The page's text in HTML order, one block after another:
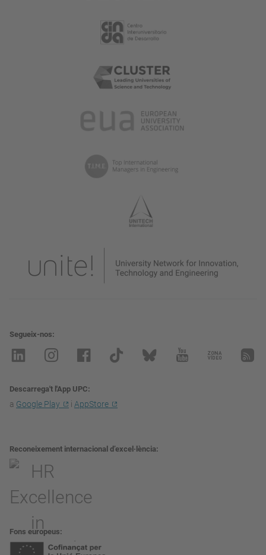
Segueix-nos
Descarrega't l'App UPC
a Google Play i AppStore
Reconeixement internacional d’excel·lència
Fons europeus